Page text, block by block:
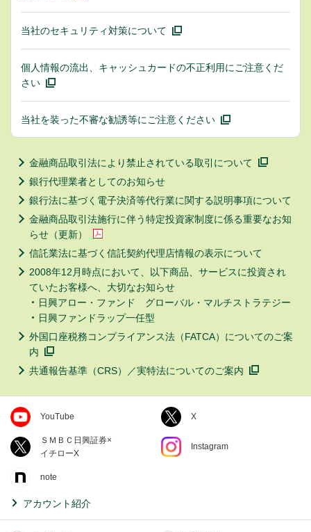
当社のセキュリティ対策について
個人情報の流出、キャッシュカードの不正利用にご注意くだ
さい
当社を装った不審な勧誘等にご注意ください
金融商品取引法により禁止されている取引について
銀行代理業者としてのお知らせ
銀行法に基づく電子決済等代行業に関する説明事項について
金融商品取引法施行に伴う特定投資家制度に係る重要なお知
らせ（更新）
信託業法に基づく信託契約代理店情報の表示について
2008年12月時点において、以下商品、サービスに投資され
ていたお客様へ、大切なお知らせ
日興アロー・ファンド グローバル・マルチストラテジー
日興ファンドラップ一任型
外国口座税務コンプライアンス法（FATCA）についてのご案
内
共通報告基準（CRS）／実特法についてのご案内
YouTube X
ＳＭＢＣ日興証券×
イチローX
Instagram
note
アカウント紹介